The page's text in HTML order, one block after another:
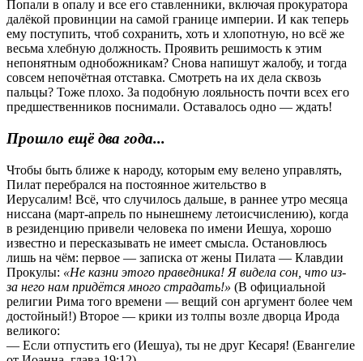
Попали в опалу и все его ставленники, включая прокуратора
далёкой провинции на самой границе империи. И как теперь
ему поступить, чтоб сохранить, хоть и хлопотную, но всё же
весьма хлебную должность. Проявить решимость к этим
непонятным однобожникам? Снова напишут жалобу, и тогда
совсем непочётная отставка. Смотреть на их дела сквозь
пальцы? Тоже плохо. За подобную лояльность почти всех его
предшественников поснимали. Оставалось одно — ждать!
Прошло ещё два года...
Чтобы быть ближе к народу, которым ему велено управлять,
Пилат перебрался на постоянное жительство в
Иерусалим! Всё, что случилось дальше, в раннее утро месяца
ниссана (март-апрель по нынешнему летоисчислению), когда
в резиденцию привели человека по имени Иешуа, хорошо
известно и пересказывать не имеет смысла. Остановлюсь
лишь на чём: первое — записка от жены Пилата — Клавдии
Прокулы: «Не казни этого праведника! Я видела сон, что из-
за него нам придётся много страдать!» (В официальной
религии Рима того времени — вещий сон аргумент более чем
достойный!) Второе — крики из толпы возле дворца Ирода
великого:
— Если отпустить его (Иешуа), ты не друг Кесаря! (Евангелие